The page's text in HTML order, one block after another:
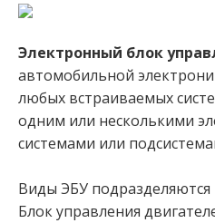
Электронный блок
автомобильной
любых встраиваемых
одним или несколькими
системами или
Виды ЭБУ подразделяются
Блок управления